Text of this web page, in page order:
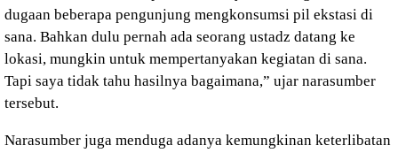
dugaan beberapa pengunjung mengkonsumsi pil ekstasi di
sana. Bahkan dulu pernah ada seorang ustadz datang ke
lokasi, mungkin untuk mempertanyakan kegiatan di sana.
Tapi saya tidak tahu hasilnya bagaimana,” ujar narasumber
tersebut.
Narasumber juga menduga adanya kemungkinan keterlibatan